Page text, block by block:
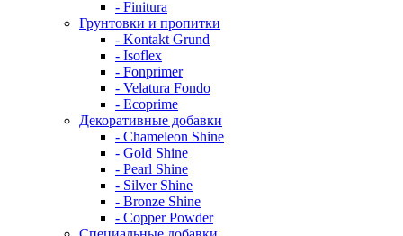
- Finitura
Грунтовки и пропитки
- Kontakt Grund
- Isoflex
- Fonprimer
- Velatura Fondo
- Ecoprime
Декоративные добавки
- Chameleon Shine
- Gold Shine
- Pearl Shine
- Silver Shine
- Bronze Shine
- Copper Powder